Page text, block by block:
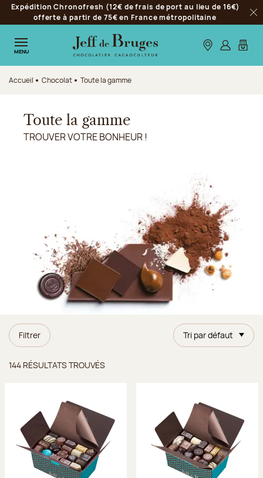
Aller à la navigation
Aller au contenu principal
Aller au pied de page
Expédition Chronofresh (12€ de frais de port au lieu de 16€)
offerte à partir de 75€ en France métropolitaine
MENU Nos boutiques
S’identifier
Mon
Accueil Chocolat Toute la gamme
Toute la gamme
TROUVER VOTRE BONHEUR !
Filtrer Tri par défaut
144 RÉSULTATS TROUVÉS